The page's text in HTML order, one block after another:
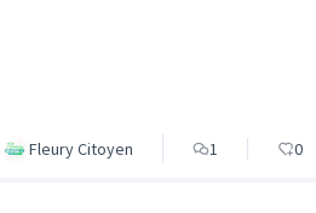
Fleury Citoyen 1 0